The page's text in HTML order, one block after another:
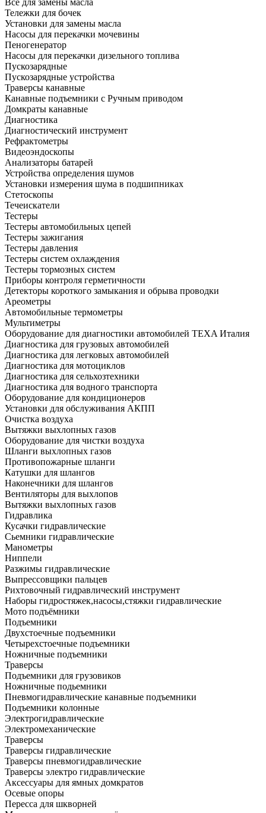
Все для замены масла
Тележки для бочек
Установки для замены масла
Насосы для перекачки мочевины
Пеногенератор
Насосы для перекачки дизельного топлива
Пускозарядные
Пускозарядные устройства
Траверсы канавные
Канавные подъемники с Ручным приводом
Домкраты канавные
Диагностика
Диагностический инструмент
Рефрактометры
Видеоэндоскопы
Анализаторы батарей
Устройства определения шумов
Установки измерения шума в подшипниках
Стетоскопы
Течеискатели
Тестеры
Тестеры автомобильных цепей
Тестеры зажигания
Тестеры давления
Тестеры систем охлаждения
Тестеры тормозных систем
Приборы контроля герметичности
Детекторы короткого замыкания и обрыва проводки
Ареометры
Автомобильные термометры
Мультиметры
Оборудование для диагностики автомобилей TEXA Италия
Диагностика для грузовых автомобилей
Диагностика для легковых автомобилей
Диагностика для мотоциклов
Диагностика для сельхозтехники
Диагностика для водного транспорта
Оборудование для кондиционеров
Установки для обслуживания АКПП
Очистка воздуха
Вытяжки выхлопных газов
Оборудование для чистки воздуха
Шланги выхлопных газов
Противопожарные шланги
Катушки для шлангов
Наконечники для шлангов
Вентиляторы для выхлопов
Вытяжки выхлопных газов
Гидравлика
Кусачки гидравлические
Сьемники гидравлические
Манометры
Ниппели
Разжимы гидравлические
Выпрессовщики пальцев
Рихтовочный гидравлический инструмент
Наборы гидростяжек,насосы,стяжки гидравлические
Мото подъёмники
Подъемники
Двухстоечные подъемники
Четырехстоечные подъемники
Ножничные подъемники
Траверсы
Подъемники для грузовиков
Ножничные подьемники
Пневмогидравлические канавные подъемники
Подъемники колонные
Электрогидравлические
Электромеханические
Траверсы
Траверсы гидравлические
Траверсы пневмогидравлические
Траверсы электро гидравлические
Аксессуары для ямных домкратов
Осевые опоры
Пересса для шкворней